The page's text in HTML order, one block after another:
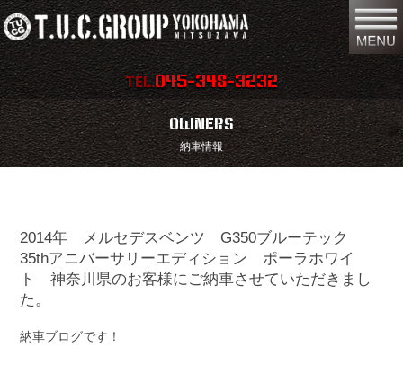
TEL.045-348-3232
在庫車両情報 店舗情報
保証内容 地図
スタッフ紹介 お問い合わせ
特別作業 注文販売
OWNERS
納車情報
2014年 メルセデスベンツ G350ブルーテック
35thアニバーサリーエディション ポーラホワイ
ト 神奈川県のお客様にご納車させていただきまし
た。
納車ブログです！